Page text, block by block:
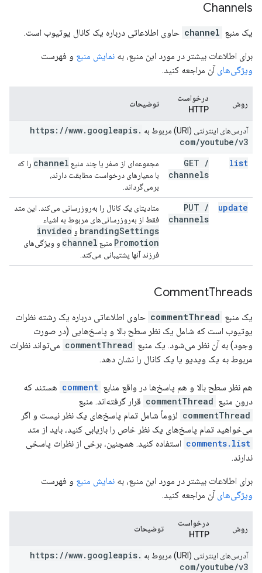
Channels
یک منبع channel حاوی اطلاعاتی درباره یک کانال یوتیوب است.
برای اطلاعات بیشتر در مورد این منبع، به نمایش منبع و فهرست
ویژگی‌های آن مراجعه کنید.
روش
درخواست
HTTP
توضیحات
آدرس‌های اینترنتی (URI) مربوط به https: //www. googleapis.
com/youtube/v3
list
GET /
channels
مجموعه‌ای از صفر یا چند منبع channel را که
با معیارهای درخواست مطابقت دارند،
برمی‌گرداند.
update
PUT /
channels
متادیتای یک کانال را به‌روزرسانی می‌کند. این متد
فقط از به‌روزرسانی‌های مربوط به اشیاء
brandingSettings و invideo
Promotion منبع channel و ویژگی‌های
فرزند آنها پشتیبانی می‌کند.
CommentThreads
یک منبع commentThread حاوی اطلاعاتی درباره یک رشته نظرات
یوتیوب است که شامل یک نظر سطح بالا و پاسخ‌هایی (در صورت
وجود) به آن نظر می‌شود. یک منبع commentThread می‌تواند نظرات
مربوط به یک ویدیو یا یک کانال را نشان دهد.
هم نظر سطح بالا و هم پاسخ‌ها در واقع منابع comment هستند که
درون منبع commentThread قرار گرفته‌اند. منبع
commentThread لزوماً شامل تمام پاسخ‌های یک نظر نیست و اگر
می‌خواهید تمام پاسخ‌های یک نظر خاص را بازیابی کنید، باید از متد
comments.list استفاده کنید. همچنین، برخی از نظرات پاسخی
ندارند.
برای اطلاعات بیشتر در مورد این منبع، به نمایش منبع و فهرست
ویژگی‌های آن مراجعه کنید.
روش
درخواست
HTTP
توضیحات
آدرس‌های اینترنتی (URI) مربوط به https: //www. googleapis.
com/youtube/v3